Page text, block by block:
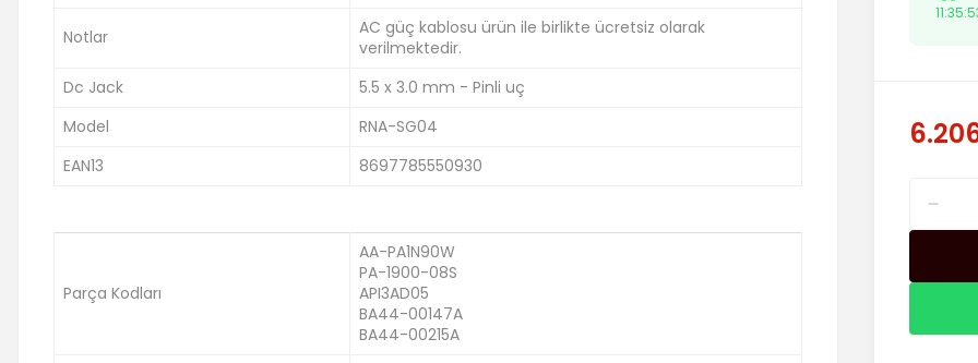
Notlar
AC güç kablosu ürün ile birlikte ücretsiz olarak
verilmektedir.
Dc Jack
5.5 x 3.0 mm - Pinli uç
Model
RNA-SG04
EAN13
8697785550930
Parça Kodları
AA-PA1N90W
PA-1900-08S
API3AD05
BA44-00147A
BA44-00215A